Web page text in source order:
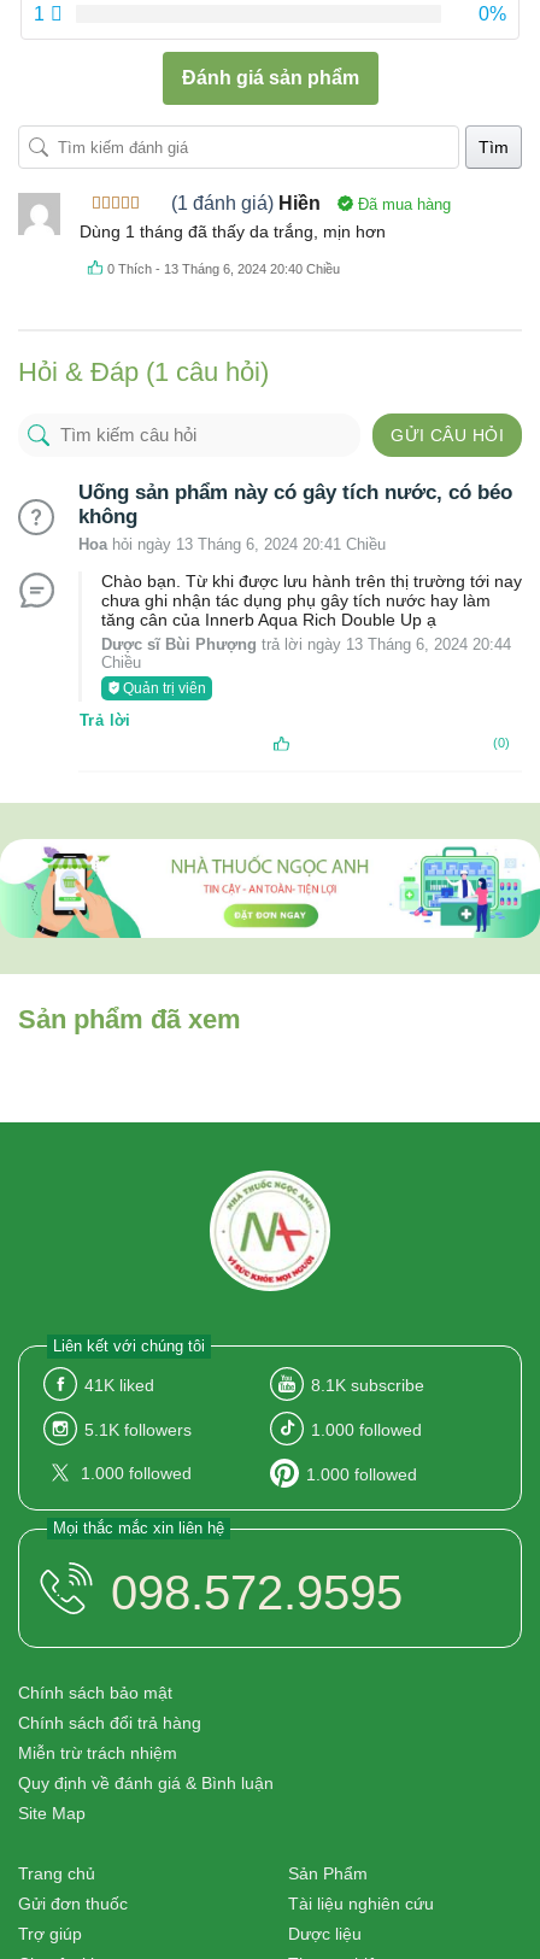
1
0%
Đánh giá sản phẩm
Tìm
Được xếp
hạng5 5
sao
(1 đánh giá) Hiền Đã mua hàng
Dùng 1 tháng đã thấy da trắng, mịn hơn
0 Thích - 13 Tháng 6, 2024 20:40 Chiều
Hỏi & Đáp (1 câu hỏi)
GỬI CÂU HỎI
Uống sản phẩm này có gây tích nước, có béo
không
Hoa hỏi ngày 13 Tháng 6, 2024 20:41 Chiều
Chào bạn. Từ khi được lưu hành trên thị trường tới nay
chưa ghi nhận tác dụng phụ gây tích nước hay làm
tăng cân của Innerb Aqua Rich Double Up ạ
Dược sĩ Bùi Phượng trả lời ngày 13 Tháng 6, 2024 20:44
Chiều
Quản trị viên
Trả lời
(0)
Sản phẩm đã xem
Liên kết với chúng tôi
41K liked 8.1K subscribe
5.1K followers 1.000 followed
1.000 followed 1.000 followed
Mọi thắc mắc xin liên hệ
098.572.9595
Chính sách bảo mật
Chính sách đổi trả hàng
Miễn trừ trách nhiệm
Quy định về đánh giá & Bình luận
Site Map
Trang chủ
Gửi đơn thuốc
Trợ giúp
Sản Phẩm
Tài liệu nghiên cứu
Dược liệu